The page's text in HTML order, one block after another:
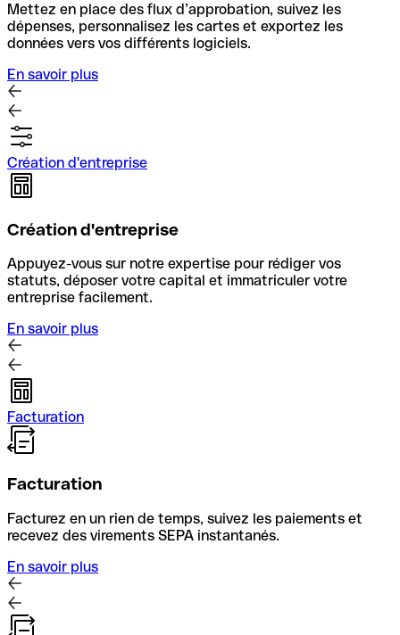
Mettez en place des flux d’approbation, suivez les
dépenses, personnalisez les cartes et exportez les
données vers vos différents logiciels.
En savoir plus
Création d'entreprise
Création d'entreprise
Appuyez-vous sur notre expertise pour rédiger vos
statuts, déposer votre capital et immatriculer votre
entreprise facilement.
En savoir plus
Facturation
Facturation
Facturez en un rien de temps, suivez les paiements et
recevez des virements SEPA instantanés.
En savoir plus